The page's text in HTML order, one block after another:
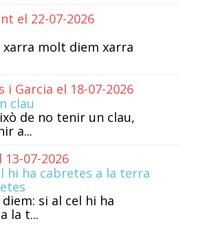
el 22-07-2026
xarra molt diem xarra
i Garcia el 18-07-2026
clau
de no tenir un clau,
a...
13-07-2026
hi ha cabretes a la terra
si al cel hi ha
la t...